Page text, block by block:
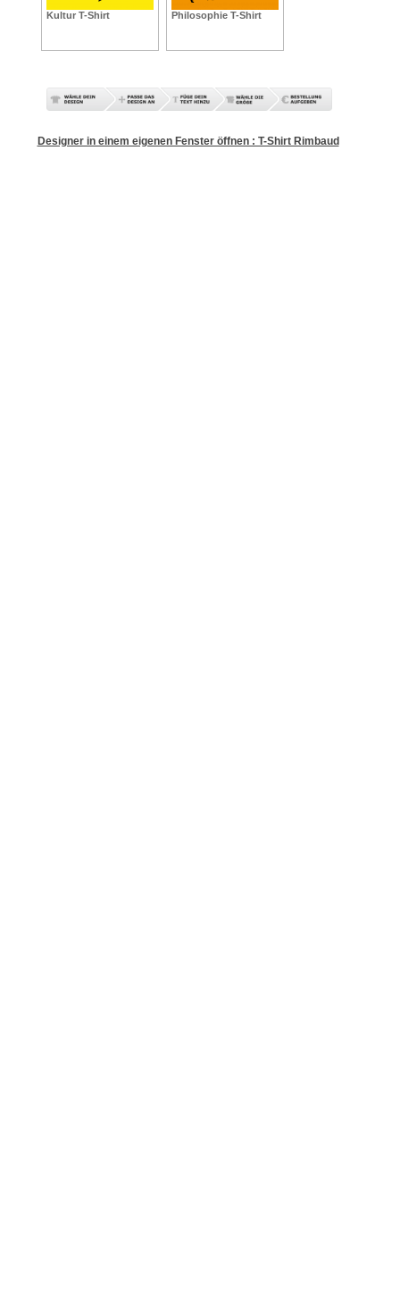
Kultur T-Shirt Philosophie T-Shirt
Designer in einem eigenen Fenster öffnen : T-Shirt Rimbaud